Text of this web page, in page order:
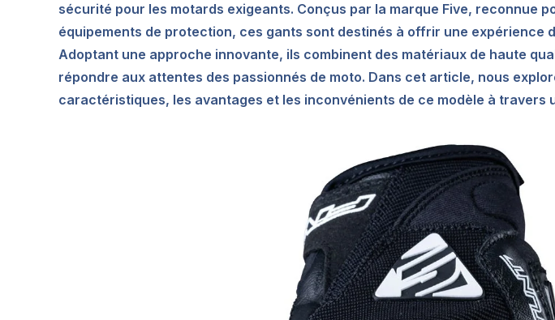
sécurité pour les motards exigeants. Conçus par la marque Five, reconnue
équipements de protection, ces gants sont destinés à offrir une expérience
Adoptant une approche innovante, ils combinent des matériaux de haute
répondre aux attentes des passionnés de moto. Dans cet article, nous
caractéristiques, les avantages et les inconvénients de ce modèle à travers